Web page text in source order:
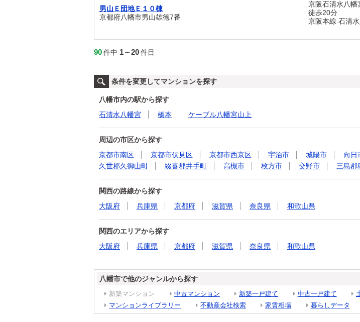
男山Ｅ団地Ｅ１０棟
京都府八幡市男山雄徳7番
京阪石清水八幡
徒歩20分
京阪本線 石清
90件中 1～20件目
条件を変更してマンションを探す
八幡市内の駅から探す
石清水八幡宮
橋本 ケーブル八幡宮山上
周辺の市区から探す
京都市南区
京都市伏見区 京都市西京区 宇治市 城陽市 向日
久世郡久御山町
綴喜郡井手町 高槻市 枚方市 交野市 三島郡
関西の路線から探す
大阪府
兵庫県 京都府 滋賀県 奈良県 和歌山県
関西のエリアから探す
大阪府
兵庫県 京都府 滋賀県 奈良県 和歌山県
八幡市で他のジャンルから探す
新築マンション 中古マンション 新築一戸建て 中古一戸建て
マンションライブラリー
不動産会社検索 家賃相場 暮らしデータ